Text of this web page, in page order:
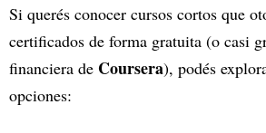
Si querés conocer cursos cortos que
certificados de forma gratuita (o casi
financiera de Coursera), podés
opciones: